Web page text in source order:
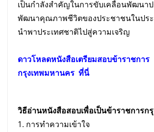
เป็นกำลังสำคัญในการขับเคลื่อนพัฒนา
พัฒนาคุณภาพชีวิตของประชาชนในประ
นำพาประเทศชาติไปสู่ความเจริญ
ดาวโหลดหนังสือเตรียมสอบข้าราชการ
กรุงเทพมหานคร ที่นี่
วิธีอ่านหนังสือสอบเพื่อเป็นข้าราชการก
1. การทำความเข้าใจ